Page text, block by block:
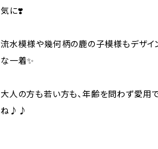
気に❣️
流水模様や幾何柄の鹿の子模様もデザイ
な一着✨️
大人の方も若い方も、年齢を問わず愛用
ね♪♪